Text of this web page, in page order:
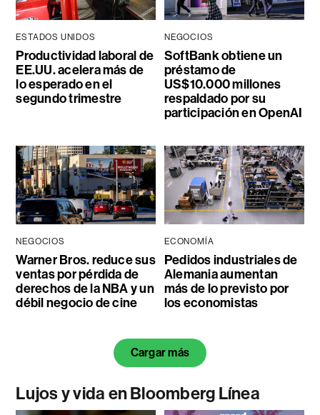
ESTADOS UNIDOS
Productividad laboral de
EE.UU. acelera más de
lo esperado en el
segundo trimestre
NEGOCIOS
SoftBank obtiene un
préstamo de
US$10.000 millones
respaldado por su
participación en OpenAI
NEGOCIOS
Warner Bros. reduce sus
ventas por pérdida de
derechos de la NBA y un
débil negocio de cine
ECONOMÍA
Pedidos industriales de
Alemania aumentan
más de lo previsto por
los economistas
Cargar más
Lujos y vida en Bloomberg Línea